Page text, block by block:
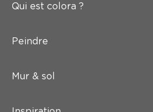
Qui est colora ?
Peindre
Mur & sol